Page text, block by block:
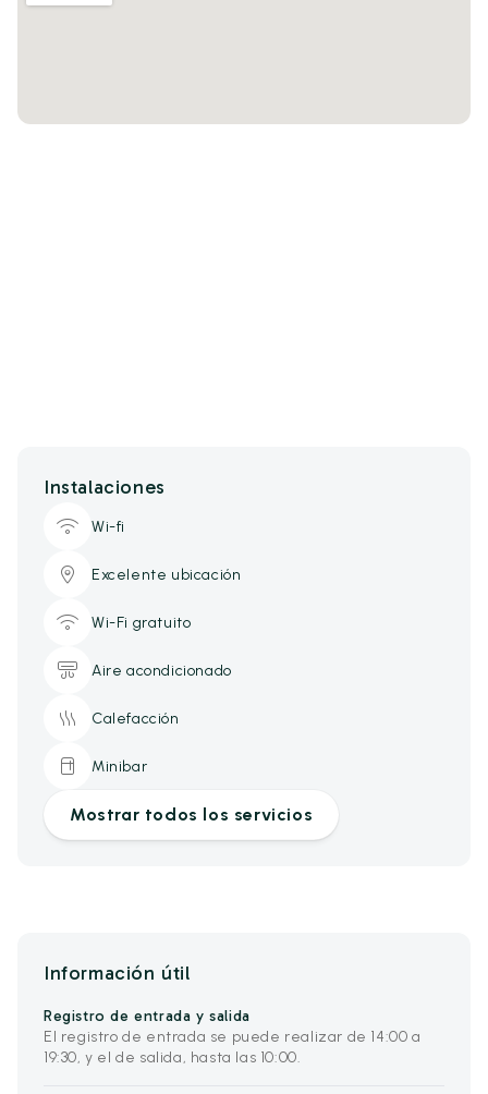
Instalaciones
Wi-fi
Excelente ubicación
Wi-Fi gratuito
Aire acondicionado
Calefacción
Minibar
Mostrar todos los servicios
Información útil
Registro de entrada y salida
El registro de entrada se puede realizar de 14:00 a
19:30, y el de salida, hasta las 10:00.